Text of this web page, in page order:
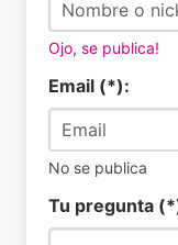
Ojo, se publica!
Email (*):
No se publica
Tu pregunta